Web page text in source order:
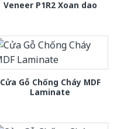
Veneer P1R2 Xoan dao
Cửa Gỗ Chống Cháy MDF
Laminate